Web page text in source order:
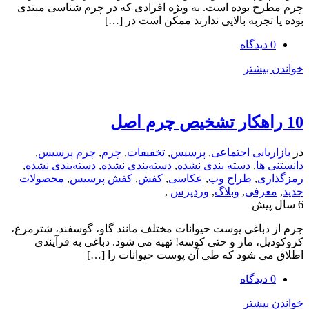
بوده است. به ویژه افرادی که در چرم شناسی مبتدی
بالایی ندارند ممکن است در […]
اجتماعی پرسیس, تخفیفات ,چرم,چرم پرسیس,
,دسته بندی نشده,دسته‌بندی نشده,دسته‌بندی نشده,
,طراح وب,عکاسی, کفش, کفش پرسیس , محصولات
, وبلاگ, وردپرس ,
پوست حیوانات مختلف مانند گاو، گوسفند، شترمرغ،
مار و حتی کوسه! تهیه می شود. دباغی به فرآیندی
شود که طی آن پوست حیوانات را […]